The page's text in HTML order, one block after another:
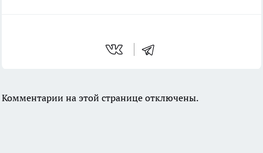
Комментарии на этой странице отключены.